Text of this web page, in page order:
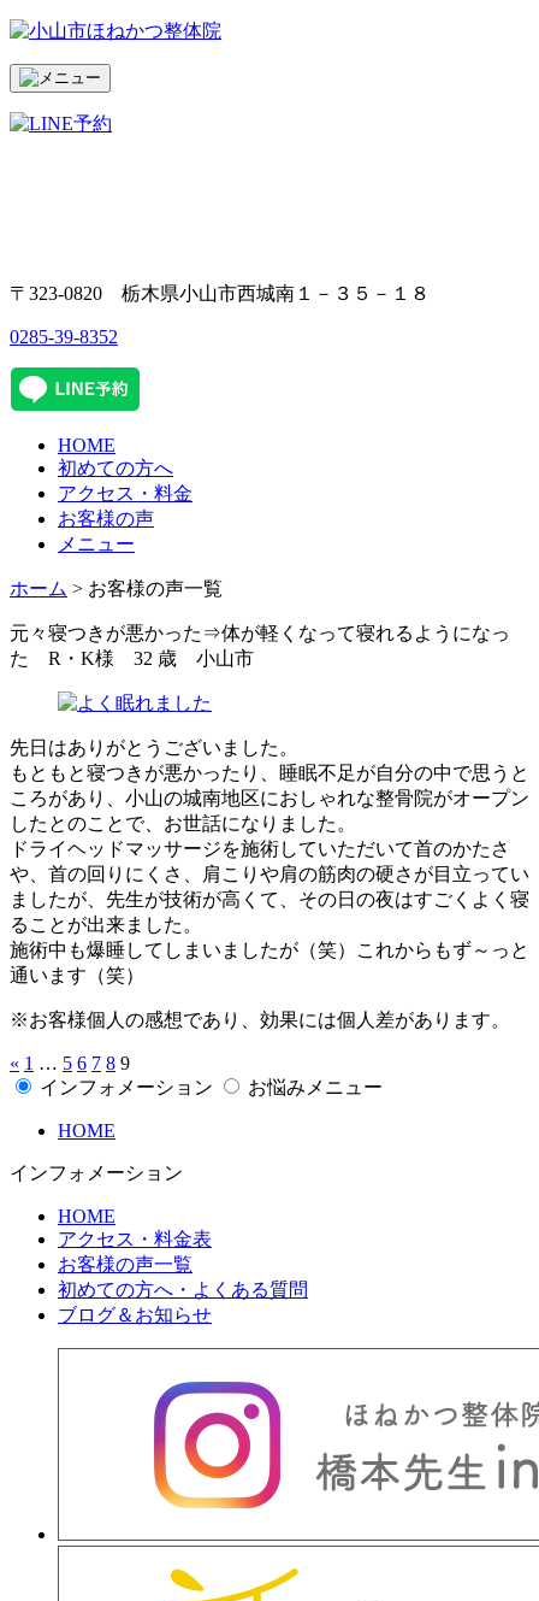
〒323-0820 栃木県小山市西城南１－３５－１８
0285-39-8352
HOME
初めての方へ
アクセス・料金
お客様の声
メニュー
ホーム > お客様の声一覧
元々寝つきが悪かった⇒体が軽くなって寝れるようになっ
た R・K様 32 歳 小山市
先日はありがとうございました。
もともと寝つきが悪かったり、睡眠不足が自分の中で思うと
ころがあり、小山の城南地区におしゃれな整骨院がオープン
したとのことで、お世話になりました。
ドライヘッドマッサージを施術していただいて首のかたさ
や、首の回りにくさ、肩こりや肩の筋肉の硬さが目立ってい
ましたが、先生が技術が高くて、その日の夜はすごくよく寝
ることが出来ました。
施術中も爆睡してしまいましたが（笑）これからもず～っと
通います（笑）
※お客様個人の感想であり、効果には個人差があります。
« 1 … 5 6 7 8 9
インフォメーション
お悩みメニュー
HOME
インフォメーション
HOME
アクセス・料金表
お客様の声一覧
初めての方へ・よくある質問
ブログ＆お知らせ